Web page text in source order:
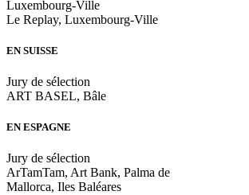
Luxembourg-Ville
Le Replay, Luxembourg-Ville
EN SUISSE
Jury de sélection
ART BASEL, Bâle
EN ESPAGNE
Jury de sélection
ArTamTam, Art Bank, Palma de
Mallorca, Iles Baléares